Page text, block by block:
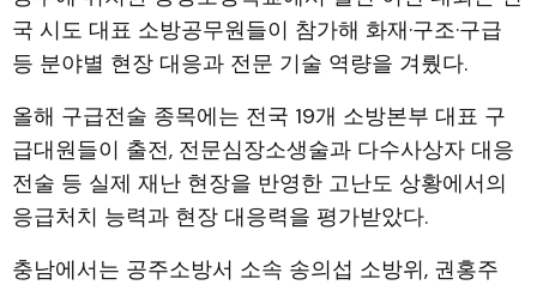
국 시도 대표 소방공무원들이 참가해 화재·구조·구급
등 분야별 현장 대응과 전문 기술 역량을 겨뤘다.
올해 구급전술 종목에는 전국 19개 소방본부 대표 구
급대원들이 출전, 전문심장소생술과 다수사상자 대응
전술 등 실제 재난 현장을 반영한 고난도 상황에서의
응급처치 능력과 현장 대응력을 평가받았다.
충남에서는 공주소방서 소속 송의섭 소방위, 권홍주